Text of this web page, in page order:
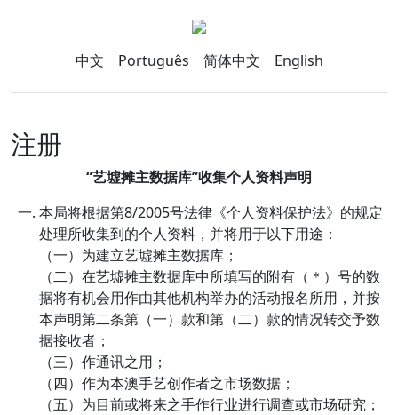
中文 Português 简体中文 English
注册
“艺墟摊主数据库”收集个人资料声明
本局将根据第8/2005号法律《个人资料保护法》的规定
处理所收集到的个人资料，并将用于以下用途：
为建立艺墟摊主数据库；
在艺墟摊主数据库中所填写的附有（＊）号的数
据将有机会用作由其他机构举办的活动报名所用，并按
本声明第二条第（一）款和第（二）款的情况转交予数
据接收者；
作通讯之用；
作为本澳手艺创作者之市场数据；
为目前或将来之手作行业进行调查或市场研究；